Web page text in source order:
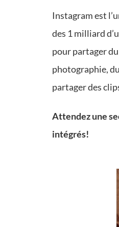
Instagram est
des 1 milliard
pour partager
photographie,
partager des
Attendez une
intégrés!